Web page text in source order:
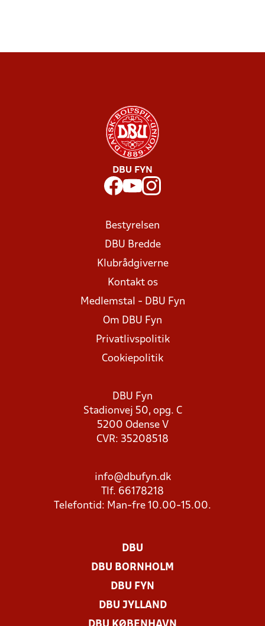
DBU FYN
Bestyrelsen
DBU Bredde
Klubrådgiverne
Kontakt os
Medlemstal - DBU Fyn
Om DBU Fyn
Privatlivspolitik
Cookiepolitik
DBU Fyn
Stadionvej 50, opg. C
5200 Odense V
CVR: 35208518
info@dbufyn.dk
Tlf. 66178218
Telefontid: Man-fre 10.00-15.00.
DBU
DBU BORNHOLM
DBU FYN
DBU JYLLAND